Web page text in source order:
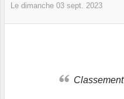
Le dimanche 03 sept. 2023